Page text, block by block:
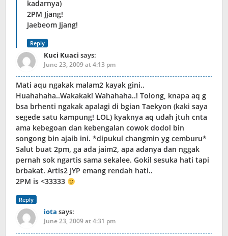
kadarnya)
2PM Jjang!
Jaebeom Jjang!
Reply
Kuci Kuaci says:
June 23, 2009 at 4:13 pm
Mati aqu ngakak malam2 kayak gini..
Huahahaha..Wakakak! Wahahaha..! Tolong, knapa aq g
bsa brhenti ngakak apalagi di bgian Taekyon (kaki saya
segede satu kampung! LOL) kyaknya aq udah jtuh cnta
ama kebegoan dan kebengalan cowok dodol bin
songong bin ajaib ini. *dipukul changmin yg cemburu*
Salut buat 2pm, ga ada jaim2, apa adanya dan nggak
pernah sok ngartis sama sekalee. Gokil sesuka hati tapi
brbakat. Artis2 JYP emang rendah hati..
2PM is <33333
Reply
iota says:
June 23, 2009 at 4:31 pm